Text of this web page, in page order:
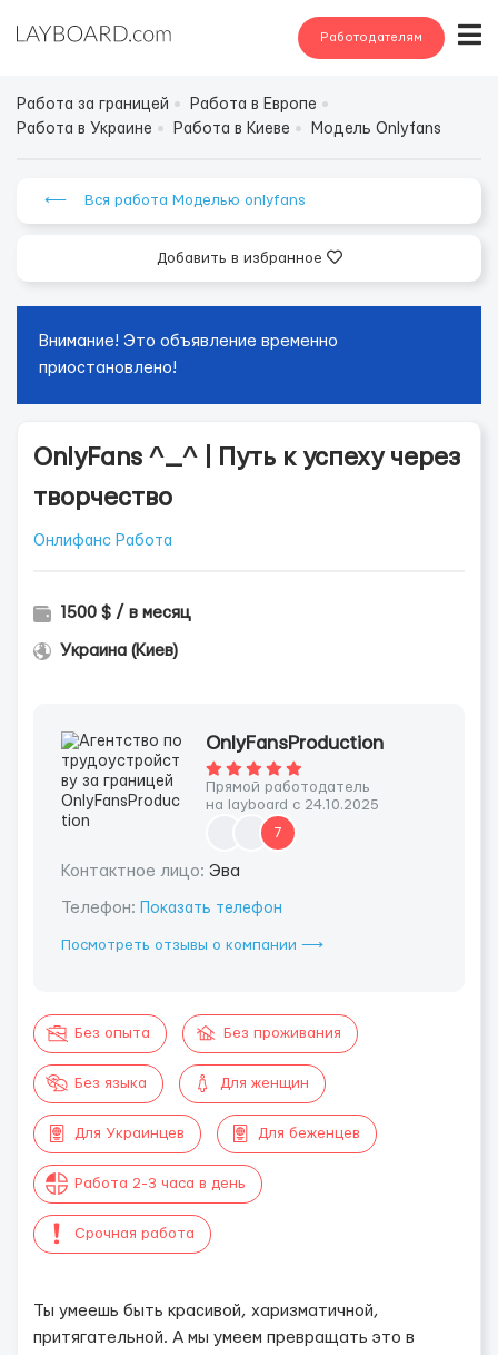
Работодателям
Работа за границей
Работа в Европе
Работа в Украине
Работа в Киеве Модель Onlyfans
⟵ Вся работа Моделью onlyfans
Добавить в избранное
Внимание! Это объявление временно
приостановлено!
OnlyFans ^_^ | Путь к успеху через
творчество
Онлифанс Работа
1500 $ / в месяц
Украина (Киев)
OnlyFansProduction
Прямой работодатель
на layboard с 24.10.2025
7
Контактное лицо: Эва
Телефон: Показать телефон
Посмотреть отзывы о компании ⟶
Без опыта Без проживания
Без языка Для женщин
Для Украинцев Для беженцев
Работа 2-3 часа в день
Срочная работа
Ты умеешь быть красивой, харизматичной,
притягательной. А мы умеем превращать это в